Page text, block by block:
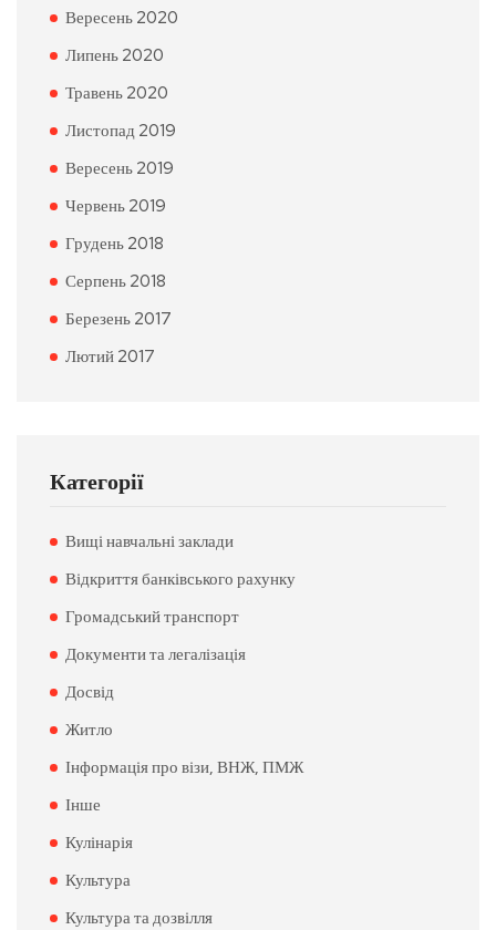
Вересень 2020
Липень 2020
Травень 2020
Листопад 2019
Вересень 2019
Червень 2019
Грудень 2018
Серпень 2018
Березень 2017
Лютий 2017
Категорії
Вищі навчальні заклади
Відкриття банківського рахунку
Громадський транспорт
Документи та легалізація
Досвід
Житло
Інформація про візи, ВНЖ, ПМЖ
Інше
Кулінарія
Культура
Культура та дозвілля